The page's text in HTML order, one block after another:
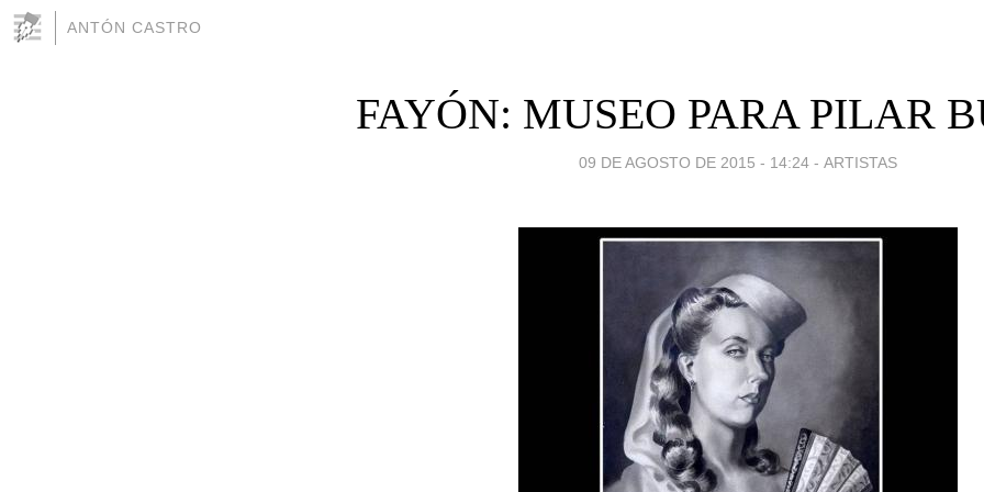
ANTÓN CASTRO
FAYÓN: MUSEO PARA PILAR
09 DE AGOSTO DE 2015 - 14:24 - ARTISTAS